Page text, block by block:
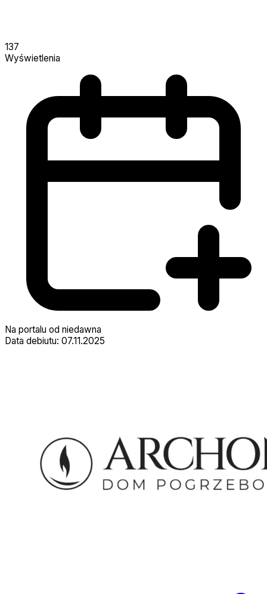
137
Wyświetlenia
Na portalu od niedawna
Data debiutu: 07.11.2025